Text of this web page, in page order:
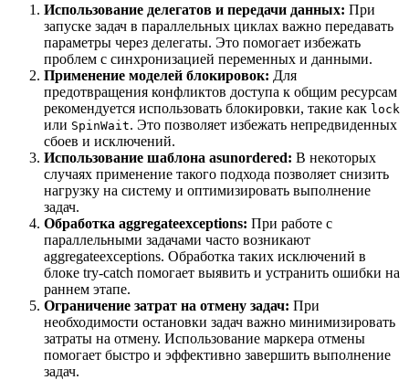
Использование делегатов и передачи данных: При
запуске задач в параллельных циклах важно передавать
параметры через делегаты. Это помогает избежать
проблем с синхронизацией переменных и данными.
Применение моделей блокировок: Для
предотвращения конфликтов доступа к общим ресурсам
рекомендуется использовать блокировки, такие как lock
или SpinWait. Это позволяет избежать непредвиденных
сбоев и исключений.
Использование шаблона asunordered: В некоторых
случаях применение такого подхода позволяет снизить
нагрузку на систему и оптимизировать выполнение
задач.
Обработка aggregateexceptions: При работе с
параллельными задачами часто возникают
aggregateexceptions. Обработка таких исключений в
блоке try-catch помогает выявить и устранить ошибки на
раннем этапе.
Ограничение затрат на отмену задач: При
необходимости остановки задач важно минимизировать
затраты на отмену. Использование маркера отмены
помогает быстро и эффективно завершить выполнение
задач.